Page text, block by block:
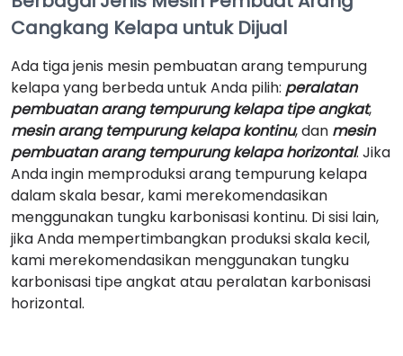
Cangkang Kelapa untuk Dijual
Ada tiga jenis mesin pembuatan arang tempurung
kelapa yang berbeda untuk Anda pilih: peralatan
pembuatan arang tempurung kelapa tipe angkat,
mesin arang tempurung kelapa kontinu, dan mesin
pembuatan arang tempurung kelapa horizontal. Jika
Anda ingin memproduksi arang tempurung kelapa
dalam skala besar, kami merekomendasikan
menggunakan tungku karbonisasi kontinu. Di sisi lain,
jika Anda mempertimbangkan produksi skala kecil,
kami merekomendasikan menggunakan tungku
karbonisasi tipe angkat atau peralatan karbonisasi
horizontal.